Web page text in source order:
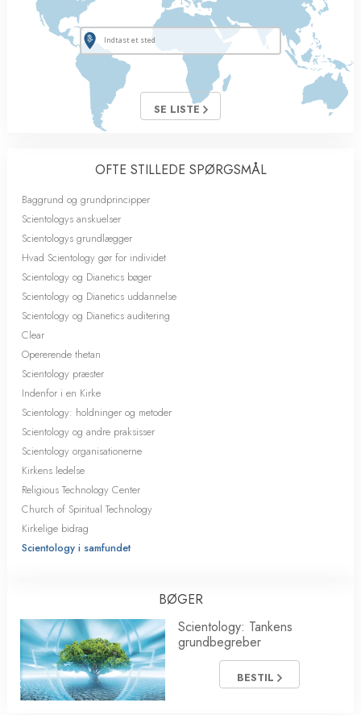
SE LISTE
OFTE STILLEDE SPØRGSMÅL
Baggrund og grundprincipper
Scientologys anskuelser
Scientologys grundlægger
Hvad Scientology gør for individet
Scientology og Dianetics bøger
Scientology og Dianetics uddannelse
Scientology og Dianetics auditering
Clear
Opererende thetan
Scientology præster
Indenfor i en Kirke
Scientology: holdninger og metoder
Scientology og andre praksisser
Scientology organisationerne
Kirkens ledelse
Religious Technology Center
Church of Spiritual Technology
Kirkelige bidrag
Scientology i samfundet
BØGER
Scientology: Tankens
grundbegreber
BESTIL